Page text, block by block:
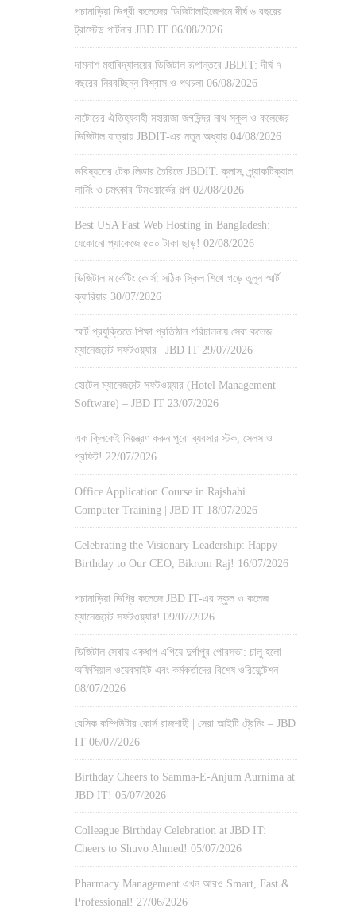
পচামাড়িয়া ডিগ্রী কলেজের ডিজিটালাইজেশনে দীর্ঘ ৬ বছরের
ট্রাস্টেড পার্টনার JBD IT 06/08/2026
দামনাশ মহাবিদ্যালয়ের ডিজিটাল রূপান্তরে JBDIT: দীর্ঘ ৭
বছরের নিরবচ্ছিন্ন বিশ্বাস ও পথচলা 06/08/2026
নাটোরের ঐতিহ্যবাহী মহারাজা জগদিন্দ্র নাথ স্কুল ও কলেজের
ডিজিটাল যাত্রায় JBDIT-এর নতুন অধ্যায় 04/08/2026
ভবিষ্যতের টেক লিডার তৈরিতে JBDIT: ক্লাস, প্র্যাকটিক্যাল
লার্নিং ও চমৎকার টিমওয়ার্কের গল্প 02/08/2026
Best USA Fast Web Hosting in Bangladesh:
যেকোনো প্যাকেজে ৫০০ টাকা ছাড়! 02/08/2026
ডিজিটাল মার্কেটিং কোর্স: সঠিক স্কিল শিখে গড়ে তুলুন স্মার্ট
ক্যারিয়ার 30/07/2026
স্মার্ট প্রযুক্তিতে শিক্ষা প্রতিষ্ঠান পরিচালনায় সেরা কলেজ
ম্যানেজমেন্ট সফটওয়্যার | JBD IT 29/07/2026
হোটেল ম্যানেজমেন্ট সফটওয়্যার (Hotel Management
Software) – JBD IT 23/07/2026
এক ক্লিকেই নিয়ন্ত্রণ করুন পুরো ব্যবসার স্টক, সেলস ও
প্রফিট! 22/07/2026
Office Application Course in Rajshahi |
Computer Training | JBD IT 18/07/2026
Celebrating the Visionary Leadership: Happy
Birthday to Our CEO, Bikrom Raj! 16/07/2026
পচামাড়িয়া ডিগ্রি কলেজে JBD IT-এর স্কুল ও কলেজ
ম্যানেজমেন্ট সফটওয়্যার! 09/07/2026
ডিজিটাল সেবায় একধাপ এগিয়ে দুর্গাপুর পৌরসভা: চালু হলো
অফিসিয়াল ওয়েবসাইট এবং কর্মকর্তাদের বিশেষ ওরিয়েন্টেশন
08/07/2026
বেসিক কম্পিউটার কোর্স রাজশাহী | সেরা আইটি ট্রেনিং – JBD
IT 06/07/2026
Birthday Cheers to Samma-E-Anjum Aurnima at
JBD IT! 05/07/2026
Colleague Birthday Celebration at JBD IT:
Cheers to Shuvo Ahmed! 05/07/2026
Pharmacy Management এখন আরও Smart, Fast &
Professional! 27/06/2026